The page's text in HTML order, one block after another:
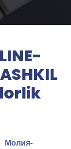
Молия-